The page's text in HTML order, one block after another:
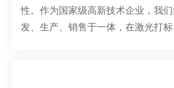
性。作为国家级高新技术企业，我
发、生产、销售于一体，在激光打